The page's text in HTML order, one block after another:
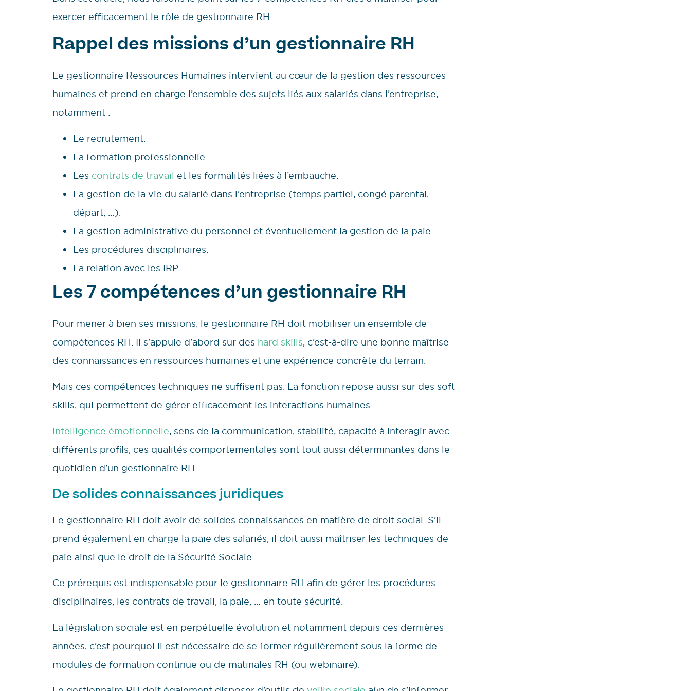
exercer efficacement le rôle de gestionnaire RH.
Rappel des missions d’un gestionnaire RH
Le gestionnaire Ressources Humaines intervient au cœur de la gestion des ressources
humaines et prend en charge l’ensemble des sujets liés aux salariés dans l’entreprise,
notamment :
Le recrutement.
La formation professionnelle.
Les contrats de travail et les formalités liées à l’embauche.
La gestion de la vie du salarié dans l’entreprise (temps partiel, congé parental,
départ, …).
La gestion administrative du personnel et éventuellement la gestion de la paie.
Les procédures disciplinaires.
La relation avec les IRP.
Les 7 compétences d’un gestionnaire RH
Pour mener à bien ses missions, le gestionnaire RH doit mobiliser un ensemble de
compétences RH. Il s’appuie d’abord sur des hard skills, c’est-à-dire une bonne maîtrise
des connaissances en ressources humaines et une expérience concrète du terrain.
Mais ces compétences techniques ne suffisent pas. La fonction repose aussi sur des soft
skills, qui permettent de gérer efficacement les interactions humaines.
Intelligence émotionnelle, sens de la communication, stabilité, capacité à interagir avec
différents profils, ces qualités comportementales sont tout aussi déterminantes dans le
quotidien d’un gestionnaire RH.
De solides connaissances juridiques
Le gestionnaire RH doit avoir de solides connaissances en matière de droit social. S’il
prend également en charge la paie des salariés, il doit aussi maîtriser les techniques de
paie ainsi que le droit de la Sécurité Sociale.
Ce prérequis est indispensable pour le gestionnaire RH afin de gérer les procédures
disciplinaires, les contrats de travail, la paie, … en toute sécurité.
La législation sociale est en perpétuelle évolution et notamment depuis ces dernières
années, c’est pourquoi il est nécessaire de se former régulièrement sous la forme de
modules de formation continue ou de matinales RH (ou webinaire).